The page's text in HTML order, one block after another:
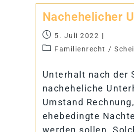
Nach­ehe­li­cher
5. Juli 2022
Familienrecht /
Unterhalt nach der
nacheheliche
Umstand
ehebedingte
werden sollen.